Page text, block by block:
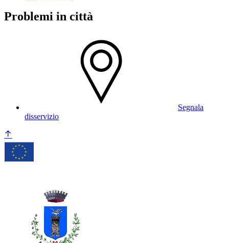
Problemi in città
Segnala
disservizio